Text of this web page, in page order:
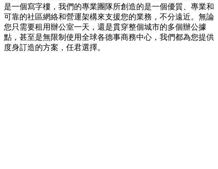
是一個寫字樓，我們的專業團隊所創造的是一個優質、專業和
可靠的社區網絡和營運架構來支援您的業務，不分遠近。無論
您只需要租用辦公室一天，還是貫穿整個城市的多個辦公據
點，甚至是無限制使用全球各德事商務中心，我們都為您提供
度身訂造的方案，任君選擇。